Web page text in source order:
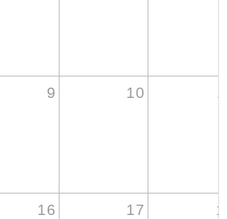
9 10
16 17